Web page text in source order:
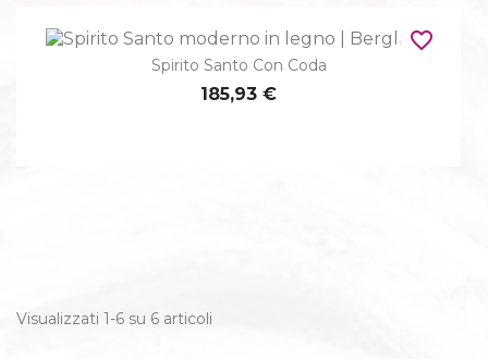
Spirito Santo Con Coda
185,93 €
favorite_border
Visualizzati 1-6 su 6 articoli